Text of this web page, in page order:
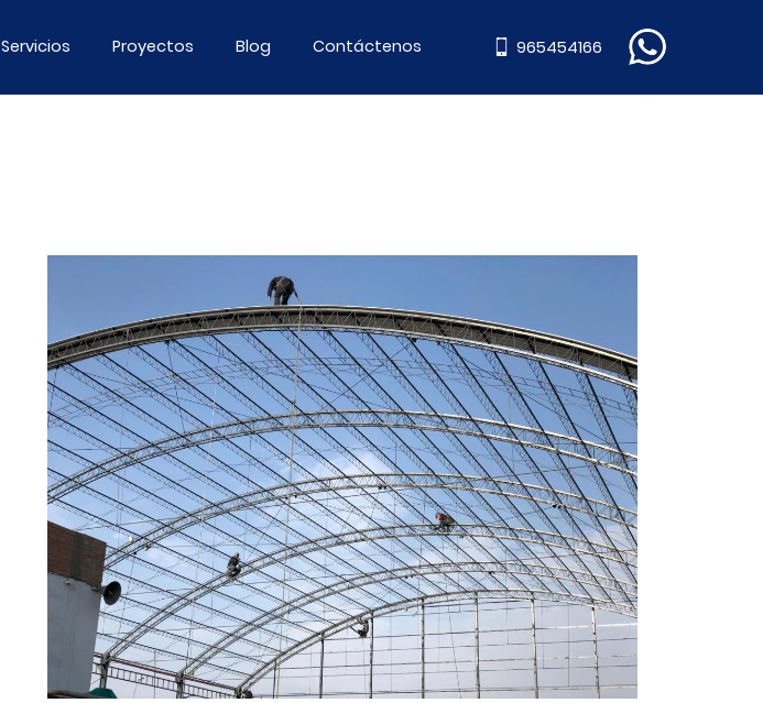
Servicios Proyectos Blog Contáctenos 965454166